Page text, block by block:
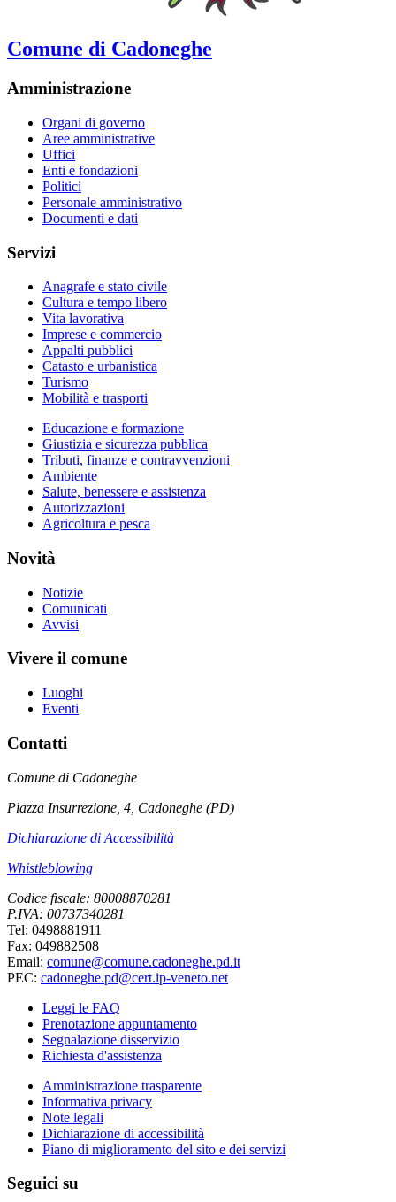
Comune di Cadoneghe
Amministrazione
Organi di governo
Aree amministrative
Uffici
Enti e fondazioni
Politici
Personale amministrativo
Documenti e dati
Servizi
Anagrafe e stato civile
Cultura e tempo libero
Vita lavorativa
Imprese e commercio
Appalti pubblici
Catasto e urbanistica
Turismo
Mobilità e trasporti
Educazione e formazione
Giustizia e sicurezza pubblica
Tributi, finanze e contravvenzioni
Ambiente
Salute, benessere e assistenza
Autorizzazioni
Agricoltura e pesca
Novità
Notizie
Comunicati
Avvisi
Vivere il comune
Luoghi
Eventi
Contatti
Comune di Cadoneghe
Piazza Insurrezione, 4, Cadoneghe (PD)
Dichiarazione di Accessibilità
Whistleblowing
Codice fiscale: 80008870281
P.IVA: 00737340281
Tel: 0498881911
Fax: 049882508
Email: comune@comune.cadoneghe.pd.it
PEC: cadoneghe.pd@cert.ip-veneto.net
Leggi le FAQ
Prenotazione appuntamento
Segnalazione disservizio
Richiesta d'assistenza
Amministrazione trasparente
Informativa privacy
Note legali
Dichiarazione di accessibilità
Piano di miglioramento del sito e dei servizi
Seguici su